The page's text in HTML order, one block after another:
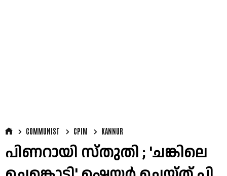
COMMUNIST CPIM KANNUR
പിണറായി സ്തുതി ; 'ചങ്കിലെ